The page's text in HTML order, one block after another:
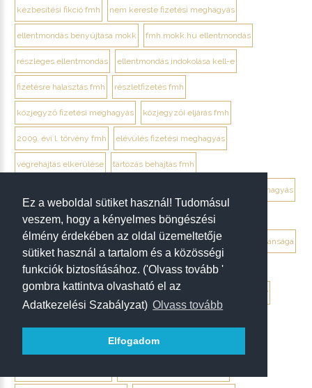
Ez a weboldal sütiket használ! Tudomásul
veszem, hogy a kényelmes böngészési
élmény érdekében az oldal üzemeltetője
sütiket használ a tartalom és a közösségi
funkciók biztosításához. ('Olvass tovább '
gombra kattintva olvasható el az
Adatkezelési Szabályzat) Olvass tovább
Elfogadom
kézbesítési fikció fmh nem kereste fizetési meghagyás
ellentmondás benyújtása mokk fmh.mokk.hu ellentmondás
részleges ellentmondás ellentmondás indokolása kell-e
fizetésre halasztás fmh részletfizetés fmh
közjegyző fizetési meghagyás közjegyzői eljárás fmh
2009. évi l. törvény fmh elévülés fizetési meghagyás
végrehajtás elkerülése tartozás behajtás fmh
ügyvéd fizetési meghagyás
debrecen ügyvéd fizetési meghagyás
végrendelet megtámadása mikor érdemes végrendelet hatálytalansága
érvénytelenség megállapítása per hagyatéki per végrendelet
megtámadási nyilatkozat megtámadás elévülése 5 év ptk. 7:37
tévedés megtévesztés fenyegetés végrendelet